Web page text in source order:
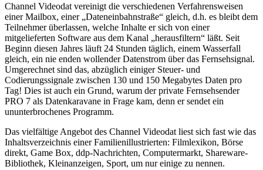
Channel Videodat vereinigt die verschiedenen Verfahrensweisen
einer Mailbox, einer „Dateneinbahnstraße“ gleich, d.h. es bleibt dem
Teilnehmer überlassen, welche Inhalte er sich von einer
mitgelieferten Software aus dem Kanal „herausfiltern“ läßt. Seit
Beginn diesen Jahres läuft 24 Stunden täglich, einem Wasserfall
gleich, ein nie enden wollender Datenstrom über das Fernsehsignal.
Umgerechnet sind das, abzüglich einiger Steuer- und
Codierungssignale zwischen 130 und 150 Megabytes Daten pro
Tag! Dies ist auch ein Grund, warum der private Fernsehsender
PRO 7 als Datenkaravane in Frage kam, denn er sendet ein
ununterbrochenes Programm.
Das vielfältige Angebot des Channel Videodat liest sich fast wie das
Inhaltsverzeichnis einer Familienillustrierten: Filmlexikon, Börse
direkt, Game Box, ddp-Nachrichten, Computermarkt, Shareware-
Bibliothek, Kleinanzeigen, Sport, um nur einige zu nennen.